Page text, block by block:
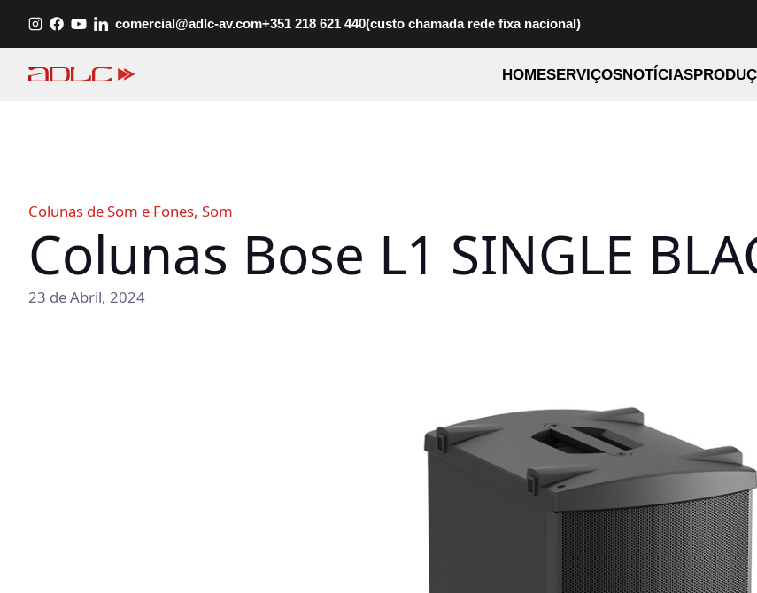
Saltar
para
conteúdo
comercial@adlc-av.com+351 218 621 440(custo chamada rede fixa nacional)
HOMESERVIÇOSNOTÍCIAS
Colunas de Som e Fones, Som
Colunas Bose L1 SINGLE
23 de Abril, 2024